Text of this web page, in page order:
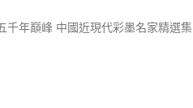
千年巔峰 中國近現代彩墨名家精選集